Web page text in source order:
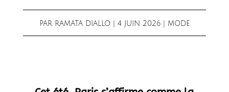
PAR RAMATA DIALLO 4 JUIN 2026| MODE